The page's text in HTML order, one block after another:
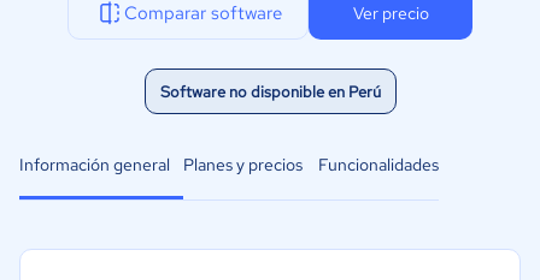
Comparar software Ver precio
Software no disponible en Perú
Información general Planes y precios Funcionalidades